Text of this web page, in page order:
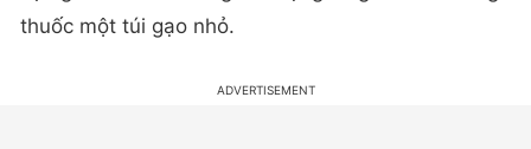
thuốc một túi gạo nhỏ.